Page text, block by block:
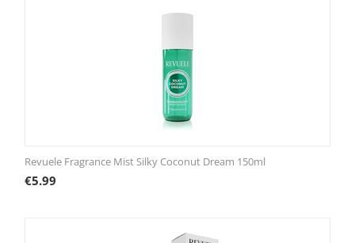
Revuele Fragrance Mist Silky Coconut Dream 150ml
€5.99